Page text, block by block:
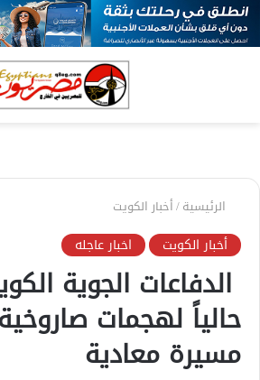
الرئيسية/أخبار الكويت
أخبار الكويت اخبار عاجله
الدفاعات الجوية
حالياً لهجمات
مسيرة معادية